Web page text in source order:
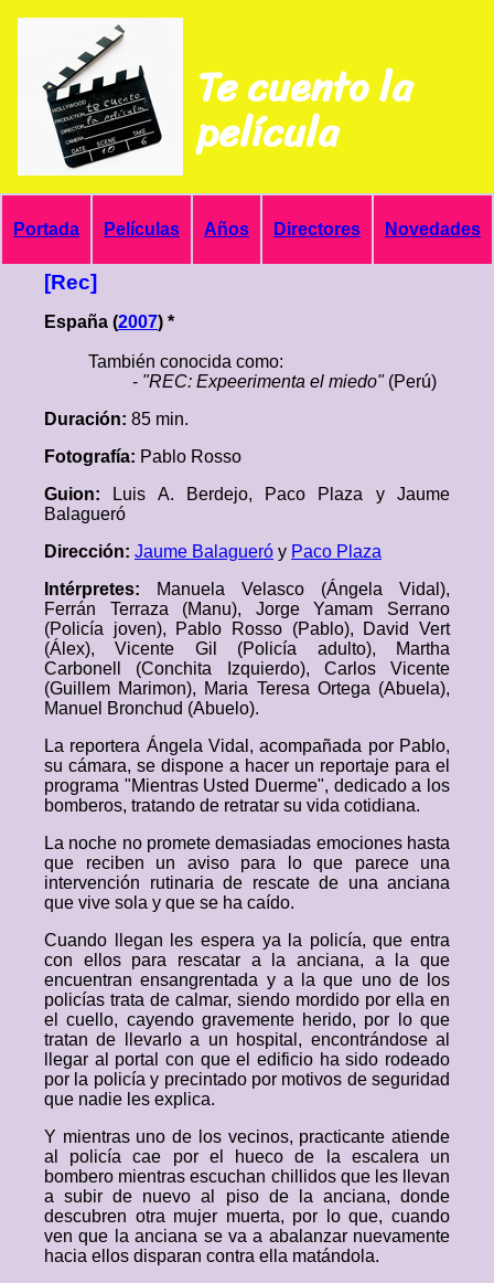
Te cuento la
película
Portada Películas Años Directores Novedades
[Rec]
España (2007) *
También conocida como:
- "REC: Expeerimenta el miedo"(Perú)
Duración: 85 min.
Fotografía: Pablo Rosso
Guion: Luis A. Berdejo, Paco Plaza y Jaume
Balagueró
Dirección: Jaume Balagueró y Paco Plaza
Intérpretes:
Manuela Velasco (Ángela Vidal),
Ferrán Terraza (Manu), Jorge Yamam Serrano
(Policía joven), Pablo Rosso (Pablo), David Vert
(Álex), Vicente Gil (Policía adulto), Martha
Carbonell (Conchita Izquierdo), Carlos Vicente
(Guillem Marimon), Maria Teresa Ortega (Abuela),
Manuel Bronchud (Abuelo).
La reportera Ángela Vidal, acompañada por Pablo,
su cámara, se dispone a hacer un reportaje para el
programa "Mientras Usted Duerme", dedicado a los
bomberos, tratando de retratar su vida cotidiana.
La noche no promete demasiadas emociones hasta
que reciben un aviso para lo que parece una
intervención rutinaria de rescate de una anciana
que vive sola y que se ha caído.
Cuando llegan les espera ya la policía, que entra
con ellos para rescatar a la anciana, a la que
encuentran ensangrentada y a la que uno de los
policías trata de calmar, siendo mordido por ella en
el cuello, cayendo gravemente herido, por lo que
tratan de llevarlo a un hospital, encontrándose al
llegar al portal con que el edificio ha sido rodeado
por la policía y precintado por motivos de seguridad
que nadie les explica.
Y mientras uno de los vecinos, practicante atiende
al policía cae por el hueco de la escalera un
bombero mientras escuchan chillidos que les llevan
a subir de nuevo al piso de la anciana, donde
descubren otra mujer muerta, por lo que, cuando
ven que la anciana se va a abalanzar nuevamente
hacia ellos disparan contra ella matándola.